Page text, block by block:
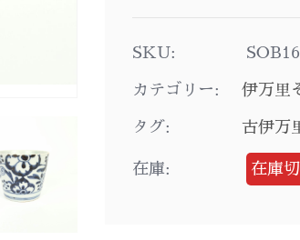
SKU:
カテゴリー: 伊万里
タグ: 古伊万
在庫: 在庫